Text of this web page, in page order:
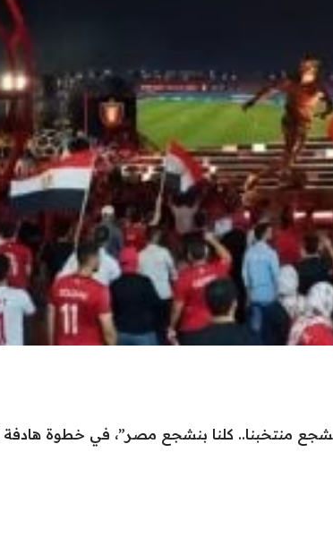
منتخبنا.. كلنا بنشجع مصر”، في خطوة